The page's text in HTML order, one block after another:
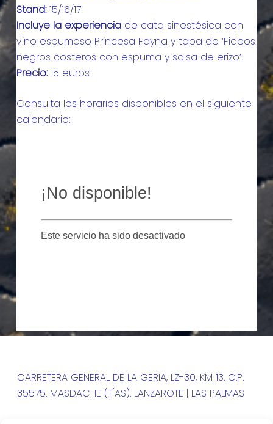
Stand:15/16/17
Incluye la experiencia de cata sinestésica con
vino espumoso Princesa Fayna y tapa de ‘Fideos
negros costeros con espuma y salsa de erizo’.
Precio:15 euros
Consulta los horarios disponibles en el siguiente
calendario:
CARRETERA GENERAL DE LA GERIA, LZ-30, KM 13. C.P.
35575. MASDACHE (TÍAS). LANZAROTE | LAS PALMAS